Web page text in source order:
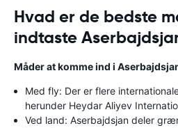
Hvad er de bedste
indtaste
Måder at komme ind i
Med fly: Der er flere
herunder Heydar Aliyev
Ved land: Aserbajdsjan deler